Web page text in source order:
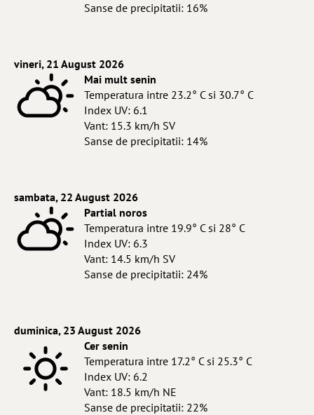
Sanse de precipitatii: 16%
vineri, 21 August 2026
Mai mult senin
Temperatura intre 23.2° C si 30.7° C
Index UV: 6.1
Vant: 15.3 km/h SV
Sanse de precipitatii: 14%
sambata, 22 August 2026
Partial noros
Temperatura intre 19.9° C si 28° C
Index UV: 6.3
Vant: 14.5 km/h SV
Sanse de precipitatii: 24%
duminica, 23 August 2026
Cer senin
Temperatura intre 17.2° C si 25.3° C
Index UV: 6.2
Vant: 18.5 km/h NE
Sanse de precipitatii: 22%